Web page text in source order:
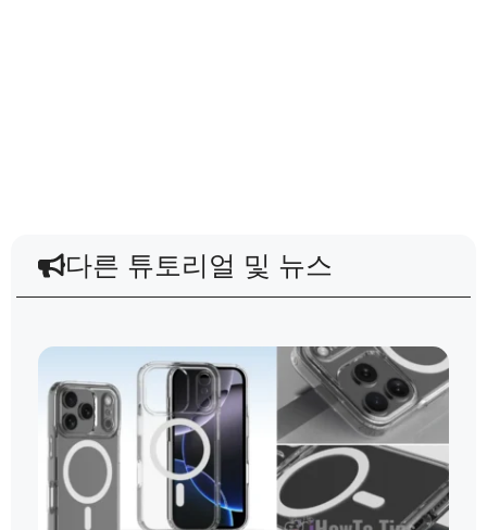
다른 튜토리얼 및 뉴스